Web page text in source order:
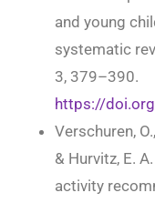
and young
systematic
3, 379–390.
https://
Verschuren,
& Hurvitz, E.
activity